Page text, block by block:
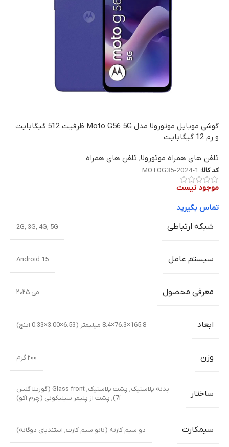
گوشی موبایل موتورولا مدل Moto G56 5G ظرفیت 512 گیگابایت
و رم 12 گیگابایت
تلفن های همراه موتورولا, تلفن های همراه
کد کالا: MOTOG35-2024-1
موجود نیست
تماس بگیرید
شبکه ارتباطی
2G, 3G, 4G, 5G
سیستم عامل Android 15
معرفی محصول می ۲۰۲۵
ابعاد 165.8×76.3×8.4 میلیمتر (6.53×3.00×0.33 اینچ)
وزن ۲۰۰ گرم
ساختار بدنه پلاستیک, پشت پلاستیک,
Glass front (گوریلا گلس
7i)
, پشت از پلیمر سیلیکونی (چرم اکو)
سیمکارت دو سیم کارته (نانو سیم کارت, استندبای دوگانه)